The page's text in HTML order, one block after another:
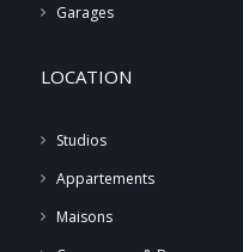
Garages
LOCATION
Studios
Appartements
Maisons